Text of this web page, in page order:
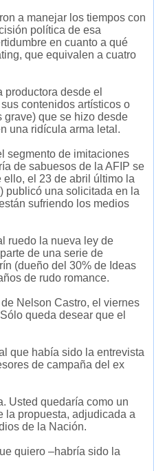
a manejar los tiempos con
política de esa
en cuanto a qué
que equivalen a cuatro
productora desde el
contenidos artísticos o
grave) que se hizo desde
una ridícula arma letal.
segmento de imitaciones
de sabuesos de la AFIP se
ello, el 23 de abril último la
publicó una solicitada en la
sufriendo los medios
ruedo la nueva ley de
de una serie de
(dueño del 30% de Ideas
de rudo romance.
Nelson Castro, el viernes
queda desear que el
que había sido la entrevista
de campaña del ex
Usted quedaría como un
la propuesta, adjudicada a
de la Nación.
quiero –habría sido la